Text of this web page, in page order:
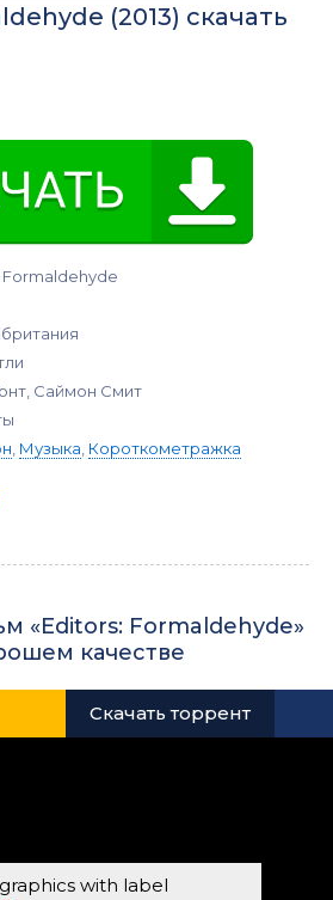
(2013) скачать
Formaldehyde
Саймон Смит
Музыка Короткометражка
«Editors: Formaldehyde»
качестве
Скачать торрент
with label